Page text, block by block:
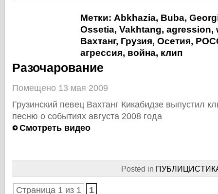
Метки: Abkhazia, Buba,
Ossetia, Vakhtang, agression,
Вахтанг, Грузия, Осетия,
агрессия, война, клип
Разочарование
Помещено 13 мая 2009
Грузинский певец Вахтанг Кикабидзе выпустил
песню о событиях августа 2008 года
Смотреть видео
Posted in
Страница 1 из 1 1